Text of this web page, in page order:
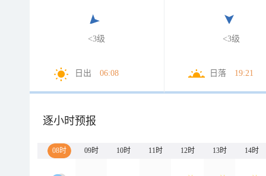
<3级
日出 06:08
<3级
日落 19:21
逐小时预报
08时 09时 10时 11时 12时 13时 14时